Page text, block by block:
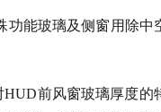
功能玻璃及侧窗用除
前风窗玻璃厚度的